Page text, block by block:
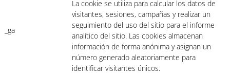
_ga
La cookie se utiliza para calcular los datos de
visitantes, sesiones, campañas y realizar un
seguimiento del uso del sitio para el informe
analítico del sitio. Las cookies almacenan
información de forma anónima y asignan un
número generado aleatoriamente para
identificar visitantes únicos.